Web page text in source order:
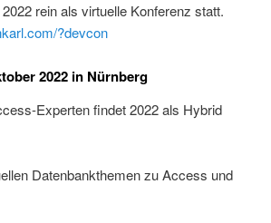
rein als virtuelle Konferenz statt.
?devcon
2022 in Nürnberg
Experten findet 2022 als Hybrid
Datenbankthemen zu Access und